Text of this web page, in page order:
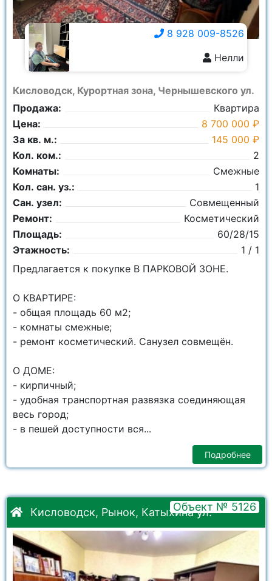
Кисловодск, Курортная зона, Чернышевского ул.
Продажа:
Квартира
Цена:
8 700 000 ₽
За кв. м.:
145 000 ₽
Кол. ком.:
2
Комнаты:
Смежные
Кол. сан. уз.:
1
Сан. узел:
Совмещенный
Ремонт:
Косметический
Площадь:
60/28/15
Этажность:
1 / 1
8 928 009-8526
Нелли
Предлагается к покупке В ПАРКОВОЙ ЗОНЕ.
О КВАРТИРЕ:
- общая площадь 60 м2;
- комнаты смежные;
- ремонт косметический. Санузел совмещён.
О ДОМЕ:
- кирпичный;
- удобная транспортная развязка соединяющая
весь город;
- в пешей доступности вся...
Подробнее
Кисловодск, Рынок, Катыхина ул.Объект № 5126